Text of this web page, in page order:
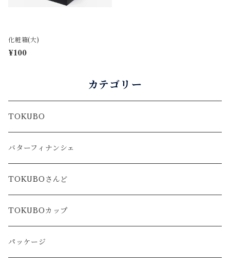
化粧箱(大)
¥100
カテゴリー
TOKUBO
バターフィナンシェ
TOKUBOさんど
TOKUBOカップ
パッケージ